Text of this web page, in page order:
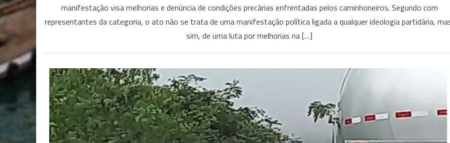
manifestação visa melhorias e denúncia de condições precárias enfrentadas pelos caminhoneiros. Segundo com
representantes da categoria, o ato não se trata de uma manifestação política ligada a qualquer ideologia partidária,
sim, de uma luta por melhorias na […]